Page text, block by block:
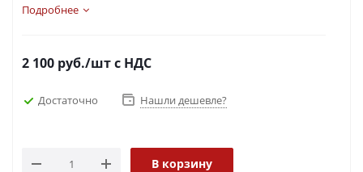
Подробнее
2 100 руб./штс НДС
Достаточно Нашли дешевле?
В корзину